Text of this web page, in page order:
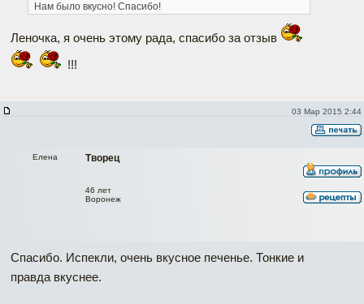
Нам было вкусно! Спасибо!
Леночка, я очень этому рада, спасибо за отзыв
!!!
03 Мар 2015 2:44
Творец
Елена
46 лет
Воронеж
Спасибо. Испекли, очень вкусное печенье. Тонкие и
правда вкуснее.